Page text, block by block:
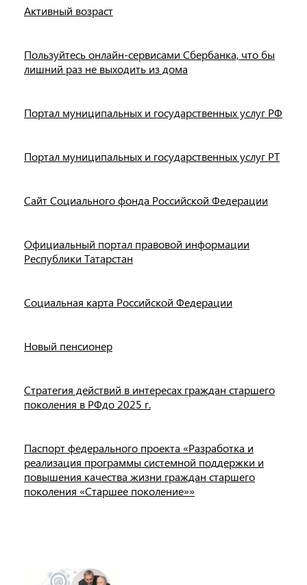
Активный возраст
Пользуйтесь онлайн-сервисами Сбербанка, что бы
лишний раз не выходить из дома
Портал муниципальных и государственных услуг РФ
Портал муниципальных и государственных услуг РТ
Сайт Социального фонда Российской Федерации
Официальный портал правовой информации
Республики Татарстан
Социальная карта Российской Федерации
Новый пенсионер
Стратегия действий в интересах граждан старшего
поколения в РФдо 2025 г.
Паспорт федерального проекта «Разработка и
реализация программы системной поддержки и
повышения качества жизни граждан старшего
поколения «Старшее поколение»»